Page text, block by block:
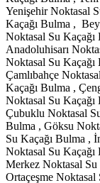
Yenişehir Noktasal
Kaçağı Bulma ,
Noktasal Su
Anadoluhisarı
Noktasal Su Kaçağı
Çamlıbahçe
Kaçağı Bulma ,
Noktasal Su
Çubuklu Noktasal
Bulma , Göksu
Su Kaçağı Bulma ,
Noktasal Su
Merkez Noktasal Su
Ortaçeşme Noktasal